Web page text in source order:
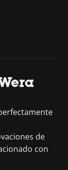
de
con